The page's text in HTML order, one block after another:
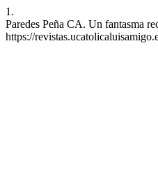
1.
Paredes Peña CA. Un fantasma
https://